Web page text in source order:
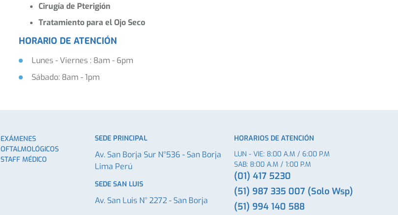
Cirugía de Pterigión
Tratamiento para el Ojo Seco
HORARIO DE ATENCIÓN
Lunes - Viernes : 8am - 6pm
Sábado: 8am - 1pm
EXÁMENES
OFTALMOLÓGICOS
STAFF MÉDICO
SEDE PRINCIPAL
Av. San Borja Sur N°536 - San Borja
Lima Perú
SEDE SAN LUIS
Av. San Luis N° 2272 - San Borja
HORARIOS DE ATENCIÓN
LUN - VIE: 8:00 A.M / 6:00 P.M
SAB: 8:00 A.M / 1:00 P.M
(01) 417 5230
(51) 987 335 007 (Solo Wsp)
(51) 994 140 588